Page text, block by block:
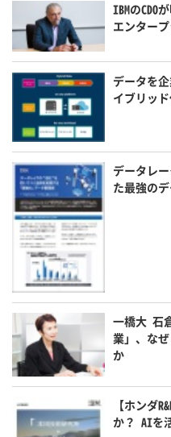
IBMの
エンター
データを
イブリッ
データレ
た最強の
一橋大 石
業」、な
か
【ホンダ
か？ AIを